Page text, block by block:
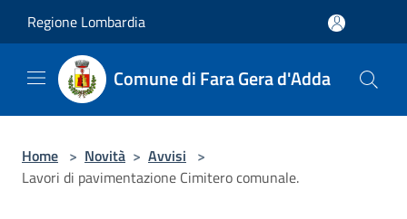
Regione Lombardia
Comune di Fara Gera d'Adda
Home > Novità > Avvisi >
Lavori di pavimentazione Cimitero comunale.